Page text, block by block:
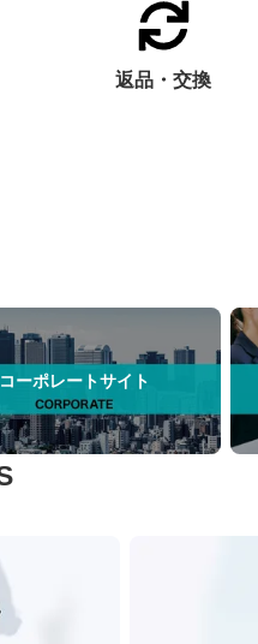
返品・交換
コーポレートサイト